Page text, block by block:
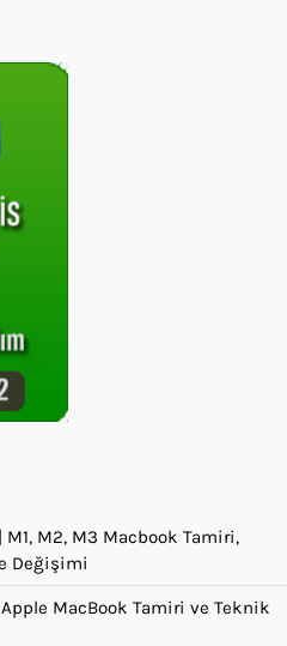
M2, M3 Macbook Tamiri,
Değişimi
MacBook Tamiri ve Teknik